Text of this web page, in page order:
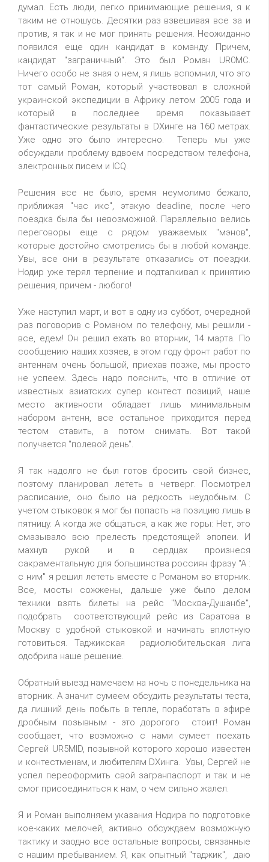
думал. Есть люди, легко принимающие решения, я к
таким не отношусь. Десятки раз взвешивая все за и
против, я так и не мог принять решения. Неожиданно
появился еще один кандидат в команду. Причем,
кандидат "заграничный". Это был Роман UR0MC.
Ничего особо не зная о нем, я лишь вспомнил, что это
тот самый Роман, который участвовал в сложной
украинской экспедиции в Африку летом 2005 года и
который в последнее время показывает
фантастические результаты в DXинге на 160 метрах.
Уже одно это было интересно. Теперь мы уже
обсуждали проблему вдвоем посредством телефона,
электронных писем и ICQ.
Решения все не было, время неумолимо бежало,
приближая "час икс", этакую deadline, после чего
поездка была бы невозможной. Параллельно велись
переговоры еще с рядом уважаемых "мэнов",
которые достойно смотрелись бы в любой команде.
Увы, все они в результате отказались от поездки.
Нодир уже терял терпение и подталкивал к принятию
решения, причем - любого!
Уже наступил март, и вот в одну из суббот, очередной
раз поговорив с Романом по телефону, мы решили -
все, едем! Он решил ехать во вторник, 14 марта. По
сообщению наших хозяев, в этом году фронт работ по
антеннам очень большой, приехав позже, мы просто
не успеем. Здесь надо пояснить, что в отличие от
известных азиатских супер контест позиций, наше
место активности обладает лишь минимальным
набором антенн, все остальное приходится перед
тестом ставить, а потом снимать. Вот такой
получается "полевой день".
Я так надолго не был готов бросить свой бизнес,
поэтому планировал лететь в четверг. Посмотрел
расписание, оно было на редкость неудобным. С
учетом стыковок я мог бы попасть на позицию лишь в
пятницу. А когда же общаться, а как же горы: Нет, это
смазывало всю прелесть предстоящей эпопеи. И
махнув рукой и в сердцах произнеся
сакраментальную для большинства россиян фразу "А :
с ним" я решил лететь вместе с Романом во вторник.
Все, мосты сожжены, дальше уже было делом
техники взять билеты на рейс "Москва-Душанбе",
подобрать соответствующий рейс из Саратова в
Москву с удобной стыковкой и начинать вплотную
готовиться. Таджикская радиолюбительская лига
одобрила наше решение.
Обратный выезд намечаем на ночь с понедельника на
вторник. А значит сумеем обсудить результаты теста,
да лишний день побыть в тепле, поработать в эфире
дробным позывным - это дорогого стоит! Роман
сообщает, что возможно с нами сумеет поехать
Сергей UR5MID, позывной которого хорошо известен
и контестменам, и любителям DXинга. Увы, Сергей не
успел переоформить свой загранпаспорт и так и не
смог присоединиться к нам, о чем сильно жалел.
Я и Роман выполняем указания Нодира по подготовке
кое-каких мелочей, активно обсуждаем возможную
тактику и заодно все остальные вопросы, связанные
с нашим пребыванием. Я, как опытный "таджик", даю